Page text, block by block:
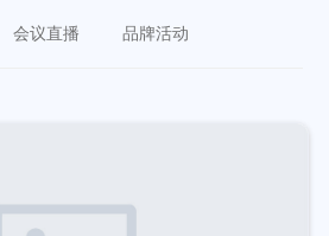
会议直播 品牌活动